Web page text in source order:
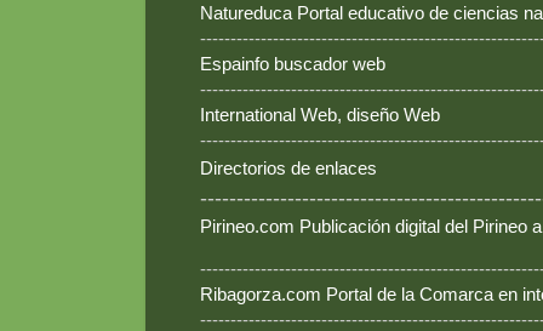
Natureduca Portal educativo de ciencias
Espainfo buscador web
International Web, diseño Web
Directorios de enlaces
Pirineo.com Publicación digital del Pirineo
Ribagorza.com Portal de la Comarca en